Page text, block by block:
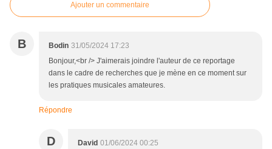
Ajouter un commentaire
B Bodin 31/05/2024 17:23
Bonjour,<br /> J'aimerais joindre l'auteur de ce reportage
dans le cadre de recherches que je mène en ce moment sur
les pratiques musicales amateures.
Répondre
D David 01/06/2024 00:25